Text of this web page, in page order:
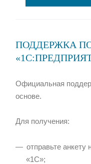
ПОДДЕРЖКА
Официальная
основе.
Для получения:
отправьте
«1С»;